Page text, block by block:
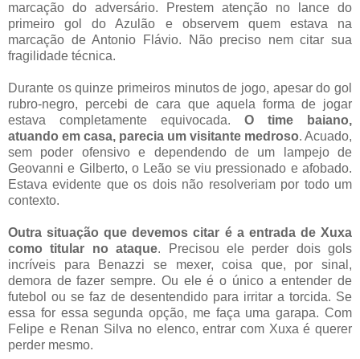
marcação do adversário. Prestem atenção no lance do
primeiro gol do Azulão e observem quem estava na
marcação de Antonio Flávio. Não preciso nem citar sua
fragilidade técnica.
Durante os quinze primeiros minutos de jogo, apesar do gol
rubro-negro, percebi de cara que aquela forma de jogar
estava completamente equivocada. O time baiano,
atuando em casa, parecia um visitante medroso. Acuado,
sem poder ofensivo e dependendo de um lampejo de
Geovanni e Gilberto, o Leão se viu pressionado e afobado.
Estava evidente que os dois não resolveriam por todo um
contexto.
Outra situação que devemos citar é a entrada de Xuxa
como titular no ataque. Precisou ele perder dois gols
incríveis para Benazzi se mexer, coisa que, por sinal,
demora de fazer sempre. Ou ele é o único a entender de
futebol ou se faz de desentendido para irritar a torcida. Se
essa for essa segunda opção, me faça uma garapa. Com
Felipe e Renan Silva no elenco, entrar com Xuxa é querer
perder mesmo.